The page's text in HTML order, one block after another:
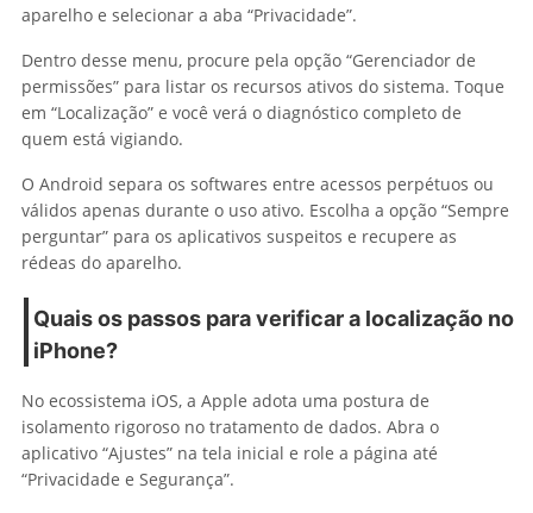
aparelho e selecionar a aba “Privacidade”.
Dentro desse menu, procure pela opção “Gerenciador de
permissões” para listar os recursos ativos do sistema. Toque
em “Localização” e você verá o diagnóstico completo de
quem está vigiando.
O Android separa os softwares entre acessos perpétuos ou
válidos apenas durante o uso ativo. Escolha a opção “Sempre
perguntar” para os aplicativos suspeitos e recupere as
rédeas do aparelho.
Quais os passos para verificar a localização no
iPhone?
No ecossistema iOS, a Apple adota uma postura de
isolamento rigoroso no tratamento de dados. Abra o
aplicativo “Ajustes” na tela inicial e role a página até
“Privacidade e Segurança”.